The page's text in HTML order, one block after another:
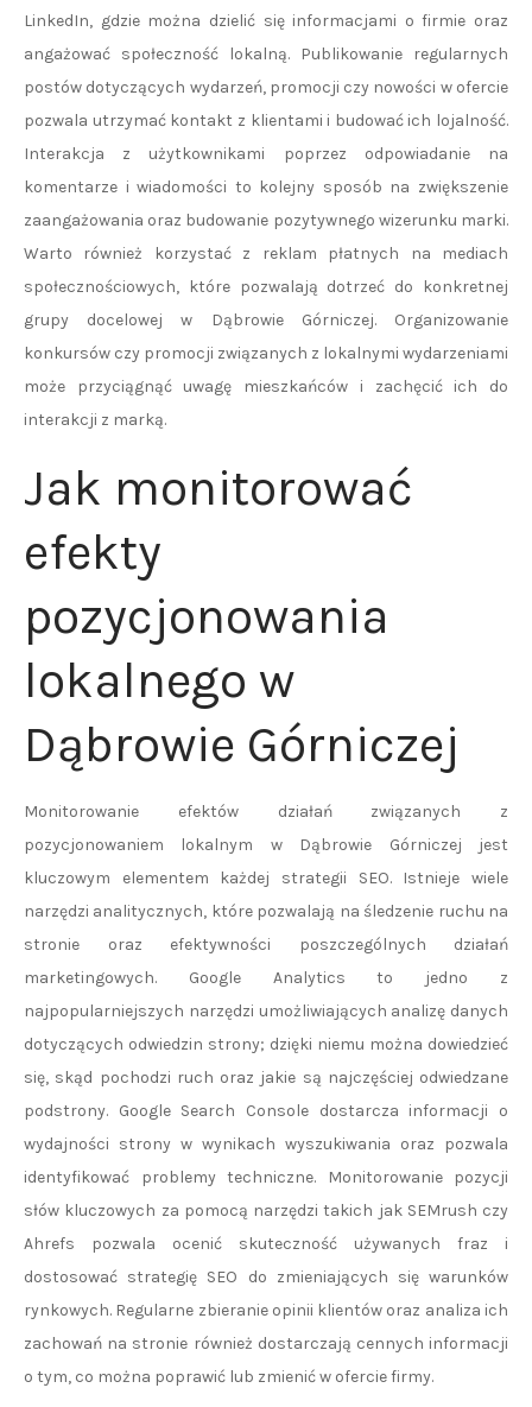
LinkedIn, gdzie można dzielić się informacjami o firmie oraz
angażować społeczność lokalną. Publikowanie regularnych
postów dotyczących wydarzeń, promocji czy nowości w ofercie
pozwala utrzymać kontakt z klientami i budować ich lojalność.
Interakcja z użytkownikami poprzez odpowiadanie na
komentarze i wiadomości to kolejny sposób na zwiększenie
zaangażowania oraz budowanie pozytywnego wizerunku marki.
Warto również korzystać z reklam płatnych na mediach
społecznościowych, które pozwalają dotrzeć do konkretnej
grupy docelowej w Dąbrowie Górniczej. Organizowanie
konkursów czy promocji związanych z lokalnymi wydarzeniami
może przyciągnąć uwagę mieszkańców i zachęcić ich do
interakcji z marką.
Jak monitorować
efekty
pozycjonowania
lokalnego w
Dąbrowie Górniczej
Monitorowanie efektów działań związanych z
pozycjonowaniem lokalnym w Dąbrowie Górniczej jest
kluczowym elementem każdej strategii SEO. Istnieje wiele
narzędzi analitycznych, które pozwalają na śledzenie ruchu na
stronie oraz efektywności poszczególnych działań
marketingowych. Google Analytics to jedno z
najpopularniejszych narzędzi umożliwiających analizę danych
dotyczących odwiedzin strony; dzięki niemu można dowiedzieć
się, skąd pochodzi ruch oraz jakie są najczęściej odwiedzane
podstrony. Google Search Console dostarcza informacji o
wydajności strony w wynikach wyszukiwania oraz pozwala
identyfikować problemy techniczne. Monitorowanie pozycji
słów kluczowych za pomocą narzędzi takich jak SEMrush czy
Ahrefs pozwala ocenić skuteczność używanych fraz i
dostosować strategię SEO do zmieniających się warunków
rynkowych. Regularne zbieranie opinii klientów oraz analiza ich
zachowań na stronie również dostarczają cennych informacji
o tym, co można poprawić lub zmienić w ofercie firmy.